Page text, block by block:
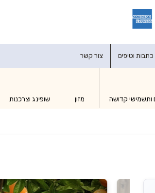
כתבות וטיפים צור קשר
ותשמישי קדושה מזון שופינג וצרכנות